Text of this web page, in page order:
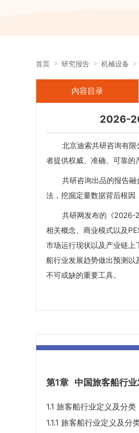
首页 研究报告 机械设备
内容目录
2026-
北京迪索共研咨询有限公
者提供权威、准确、可靠的
共研咨询出品的报告融合
法，挖掘定量数据背后根因
共研网发布的《2026-
相关概念、商业模式以及
市场运行现状以及产业链
船行业发展趋势做出预测
不可或缺的重要工具。
第1章 中国旅客船行
1.1 旅客船行业定义及分类
1.1.1 旅客船行业定义及分